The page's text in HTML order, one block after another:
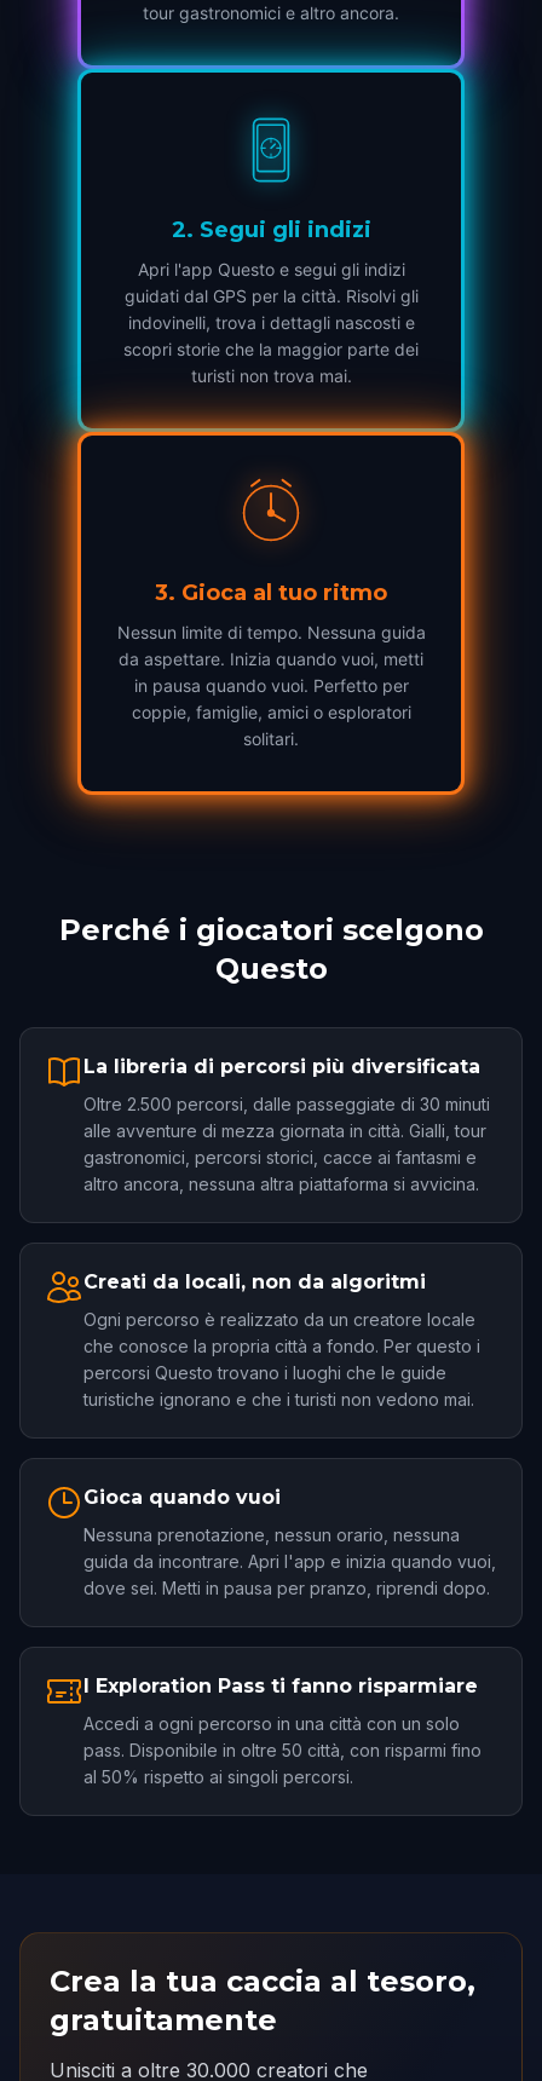
tour gastronomici e altro ancora.
2. Segui gli indizi
Apri l'app Questo e segui gli indizi
guidati dal GPS per la città. Risolvi gli
indovinelli, trova i dettagli nascosti e
scopri storie che la maggior parte dei
turisti non trova mai.
3. Gioca al tuo ritmo
Nessun limite di tempo. Nessuna guida
da aspettare. Inizia quando vuoi, metti
in pausa quando vuoi. Perfetto per
coppie, famiglie, amici o esploratori
solitari.
Perché i giocatori scelgono
Questo
La libreria di percorsi più diversificata
Oltre 2.500 percorsi, dalle passeggiate di 30 minuti
alle avventure di mezza giornata in città. Gialli, tour
gastronomici, percorsi storici, cacce ai fantasmi e
altro ancora, nessuna altra piattaforma si avvicina.
Creati da locali, non da algoritmi
Ogni percorso è realizzato da un creatore locale
che conosce la propria città a fondo. Per questo i
percorsi Questo trovano i luoghi che le guide
turistiche ignorano e che i turisti non vedono mai.
Gioca quando vuoi
Nessuna prenotazione, nessun orario, nessuna
guida da incontrare. Apri l'app e inizia quando vuoi,
dove sei. Metti in pausa per pranzo, riprendi dopo.
I Exploration Pass ti fanno risparmiare
Accedi a ogni percorso in una città con un solo
pass. Disponibile in oltre 50 città, con risparmi fino
al 50% rispetto ai singoli percorsi.
Crea la tua caccia al tesoro,
gratuitamente
Unisciti a oltre 30.000 creatori che